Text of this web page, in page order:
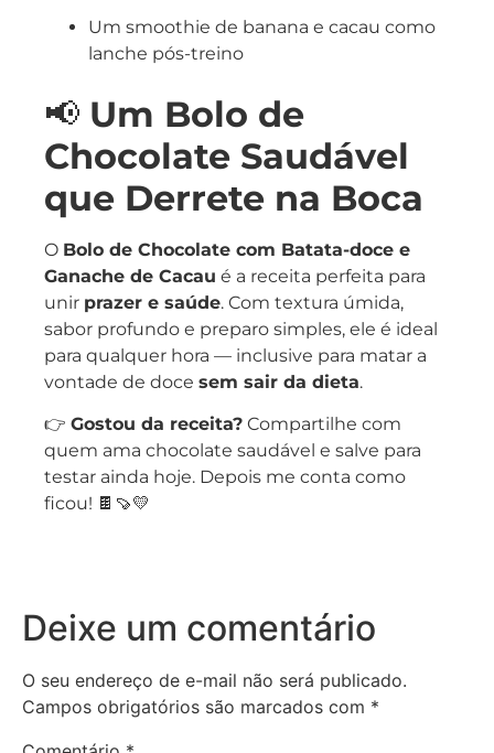
Um smoothie de banana e cacau como
lanche pós-treino
📢 Um Bolo de
Chocolate Saudável
que Derrete na Boca
O Bolo de Chocolate com Batata-doce e
Ganache de Cacau é a receita perfeita para
unir prazer e saúde. Com textura úmida,
sabor profundo e preparo simples, ele é ideal
para qualquer hora — inclusive para matar a
vontade de doce sem sair da dieta.
👉 Gostou da receita? Compartilhe com
quem ama chocolate saudável e salve para
testar ainda hoje. Depois me conta como
ficou! 🍫🍠💛
Deixe um comentário
O seu endereço de e-mail não será publicado.
Campos obrigatórios são marcados com *